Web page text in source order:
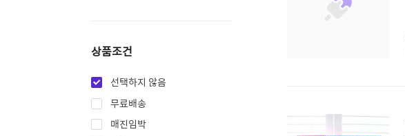
상품조건
선택하지 않음
무료배송
매진임박